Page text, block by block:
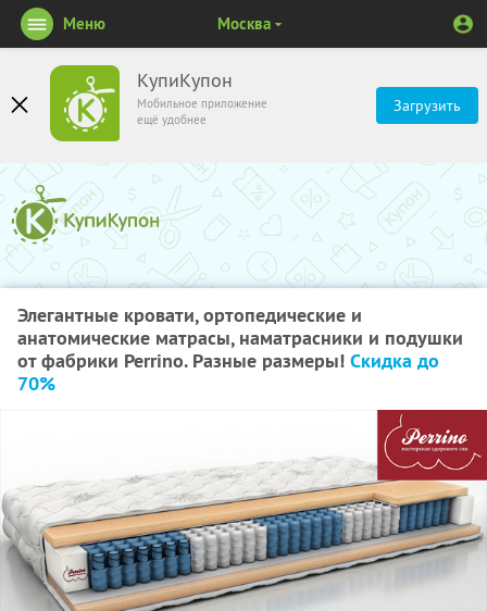
КупиКупон
Мобильное приложение
ещё удобнее
Загрузить
Меню Москва
Элегантные кровати, ортопедические и
анатомические матрасы, наматрасники и подушки
от фабрики Perrino. Разные размеры! Скидка до
70%